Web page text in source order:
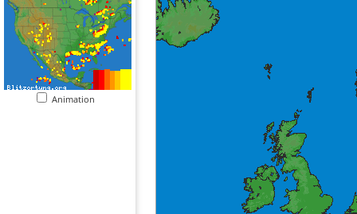
Animation